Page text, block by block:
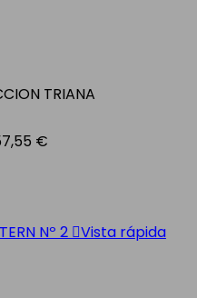
TRIANA
€
Vista rápida